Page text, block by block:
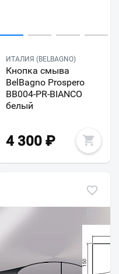
ИТАЛИЯ (BELBAGNO)
Кнопка смыва
BelBagno Prospero
BB004-PR-BIANCO
белый
4 300 ₽